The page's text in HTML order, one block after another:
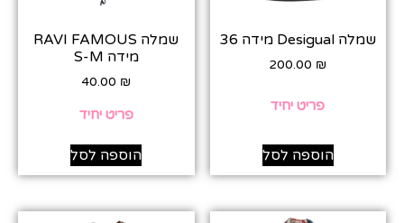
שמלה Desigual מידה 36
200.00 ₪
פריט יחיד
הוספה לסל
שמלה RAVI FAMOUS
מידה S-M
40.00 ₪
פריט יחיד
הוספה לסל